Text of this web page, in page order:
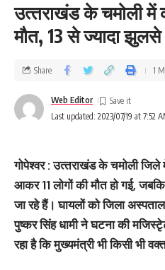
उत्‍तराखंड के चमोली
मौत, 13 से ज्‍यादा झुलसे
Last updated: 2023/07/19 at 7:52
Web Editor
Share 1
गोपेश्‍वर : उत्‍तराखंड के चमोली
आकर 11 लोगों की मौत हो गई,
जा रहे हैं। घायलों को जिला
पुष्‍कर सिंह धामी ने घटना की
रहा है कि मुख्‍यमंत्री भी किसी भी